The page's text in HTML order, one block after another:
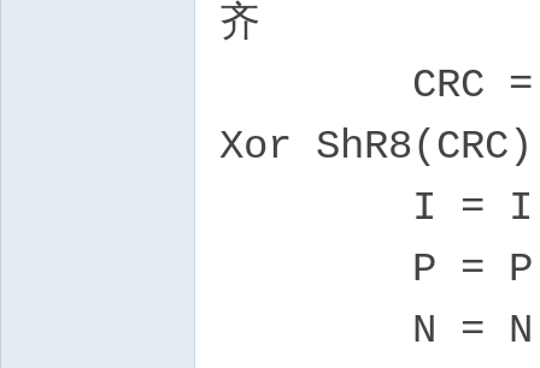
齐
CRC =
Xor ShR8(CRC)
I = I
P = P
N = N